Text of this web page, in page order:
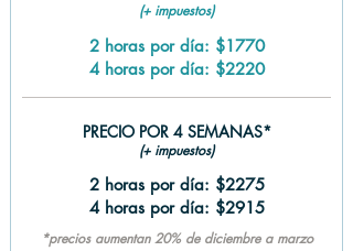
(+ impuestos)
2 horas por día: $1770
4 horas por día: $2220
PRECIO POR 4 SEMANAS*
(+ impuestos)
2 horas por día: $2275
4 horas por día: $2915
*precios aumentan 20% de diciembre a marzo